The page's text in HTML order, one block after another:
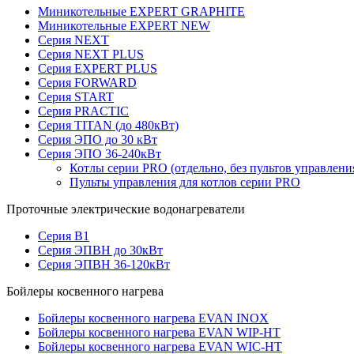
Миникотельные EXPERT GRAPHITE
Миникотельные EXPERT NEW
Серия NEXT
Серия NEXT PLUS
Серия EXPERT PLUS
Серия FORWARD
Серия START
Серия PRACTIC
Серия TITAN (до 480кВт)
Серия ЭПО до 30 кВт
Серия ЭПО 36-240кВт
Котлы серии PRO (отдельно, без пультов
Пульты управления для котлов серии PRO
Проточные электрические водонагреватели
Серия В1
Серия ЭПВН до 30кВт
Серия ЭПВН 36-120кВт
Бойлеры косвенного нагрева
Бойлеры косвенного нагрева EVAN INOX
Бойлеры косвенного нагрева EVAN WIP-HT
Бойлеры косвенного нагрева EVAN WIC-HT